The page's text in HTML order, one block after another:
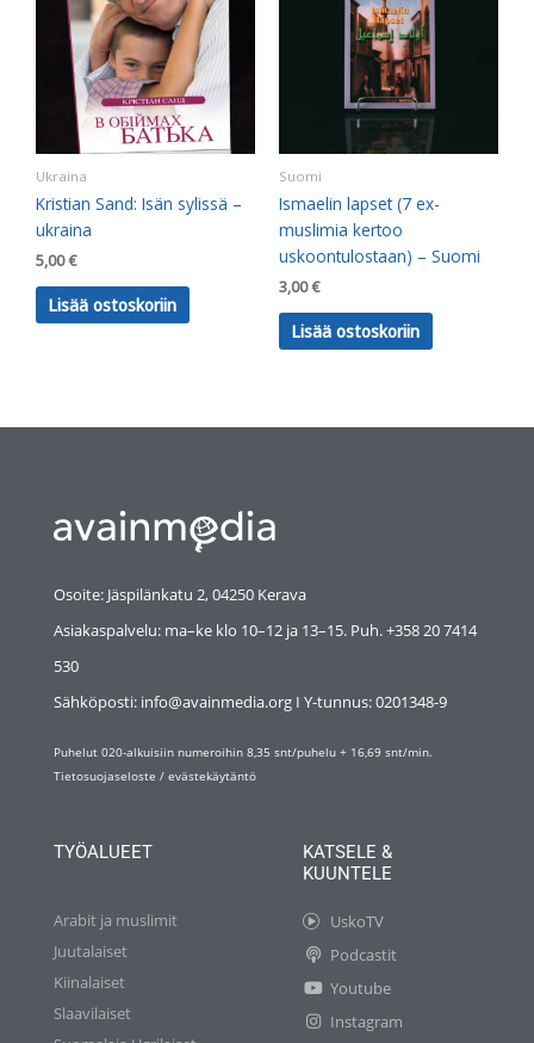
Ukraina
Kristian Sand: Isän sylissä –
ukraina
5,00€
Lisää ostoskoriin
Suomi
Ismaelin lapset (7 ex-
muslimia kertoo
uskoontulostaan) – Suomi
3,00€
Lisää ostoskoriin
Osoite: Jäspilänkatu 2, 04250 Kerava
Asiakaspalvelu: ma–ke klo 10–12 ja 13–15. Puh. +358 20 7414
530
Sähköposti: info@avainmedia.org I Y-tunnus:0201348-9
Puhelut 020-alkuisiin numeroihin 8,35 snt/puhelu + 16,69 snt/min.
Tietosuojaseloste / evästekäytäntö
TYÖALUEET
Arabit ja muslimit
Juutalaiset
Kiinalaiset
Slaavilaiset
KATSELE &
KUUNTELE
UskoTV
Podcastit
Youtube
Instagram